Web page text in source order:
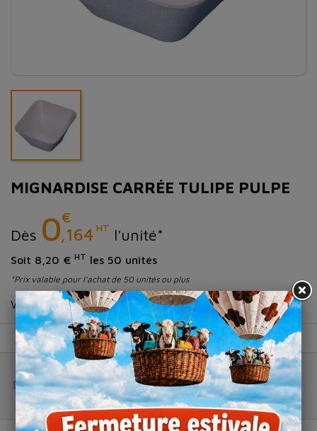
MIGNARDISE CARRÉE TULIPE PULPE
Dès 0€
,164 HT l'unité*
Soit 8,20 € HT les 50 unités
*Prix valable pour l'achat de 50 unités ou plus
Verrine carré pour la présentation de vos aliments.
Colis de Panier
50
Total (HT) :--